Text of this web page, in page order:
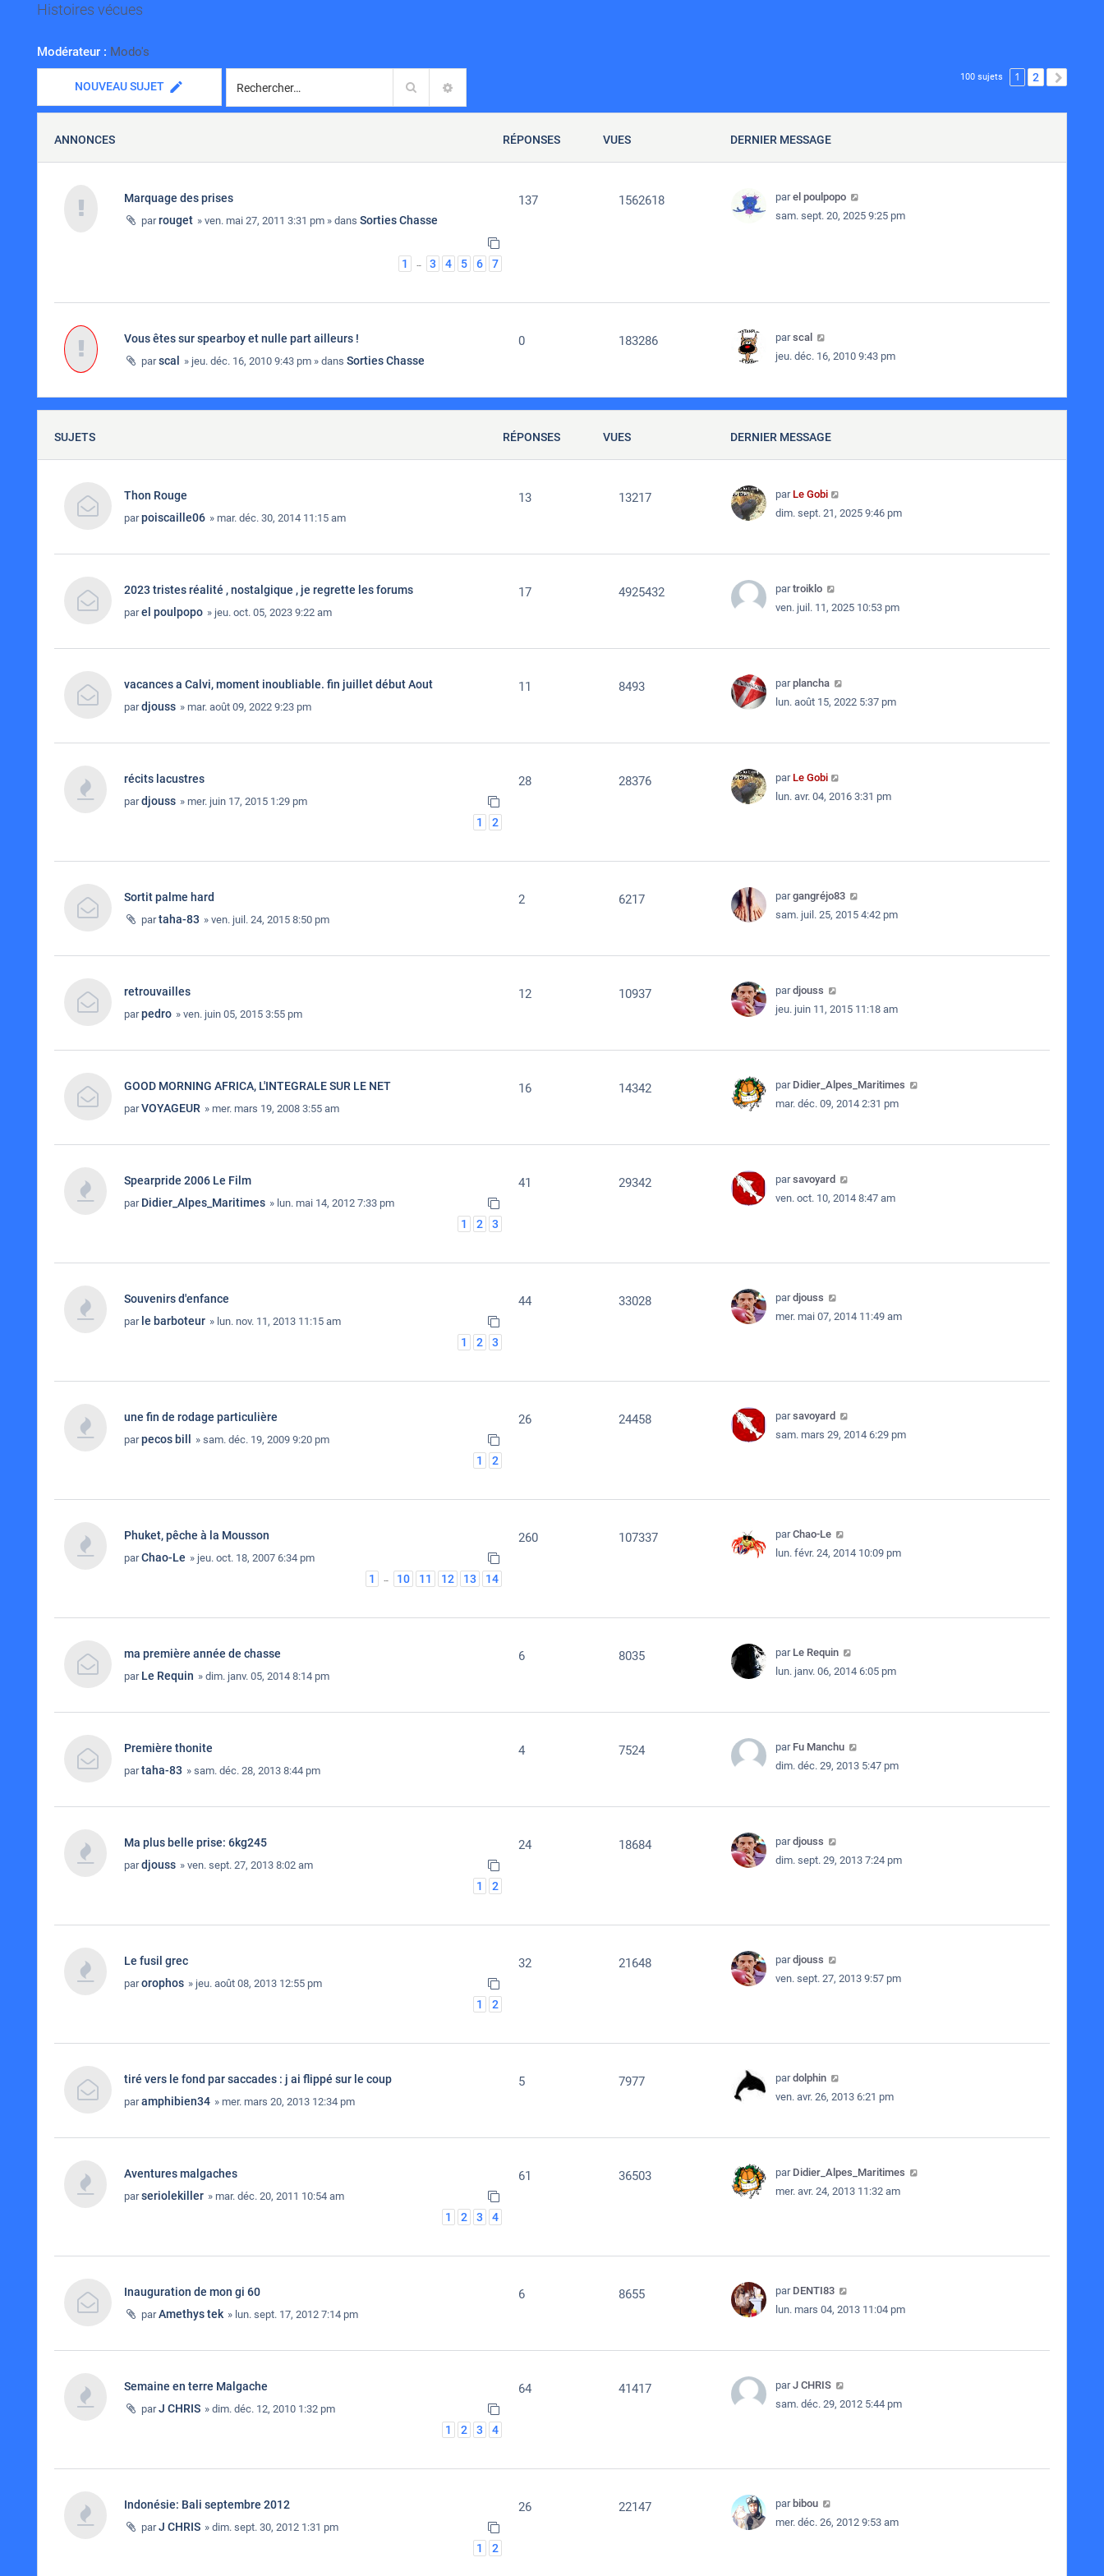
Histoires vécues
Modérateur : Modo's
NOUVEAU SUJET Rechercher
100 sujets 1 2
ANNONCES RÉPONSES VUES DERNIER MESSAGE
Marquage des prises
parrouget » ven. mai 27, 2011 3:31 pm » dans Sorties Chasse
1 … 3 4 5 6 7
137 1562618 parel poulpopo
sam. sept. 20, 2025 9:25 pm
Vous êtes sur spearboy et nulle part ailleurs !
parscal » jeu. déc. 16, 2010 9:43 pm » dans Sorties Chasse
0 183286 parscal
jeu. déc. 16, 2010 9:43 pm
SUJETS RÉPONSES VUES DERNIER MESSAGE
Thon Rouge
parpoiscaille06 » mar. déc. 30, 2014 11:15 am
13 13217 par Le Gobi
dim. sept. 21, 2025 9:46 pm
2023 tristes réalité , nostalgique , je regrette les forums
parel poulpopo » jeu. oct. 05, 2023 9:22 am
17 4925432 partroiklo
ven. juil. 11, 2025 10:53 pm
vacances a Calvi, moment inoubliable. fin juillet début Aout
pardjouss » mar. août 09, 2022 9:23 pm
11 8493 parplancha
lun. août 15, 2022 5:37 pm
récits lacustres
pardjouss » mer. juin 17, 2015 1:29 pm
1 2
28 28376 par Le Gobi
lun. avr. 04, 2016 3:31 pm
Sortit palme hard
partaha-83 » ven. juil. 24, 2015 8:50 pm
2 6217 pargangréjo83
sam. juil. 25, 2015 4:42 pm
retrouvailles
parpedro » ven. juin 05, 2015 3:55 pm
12 10937 pardjouss
jeu. juin 11, 2015 11:18 am
GOOD MORNING AFRICA, L'INTEGRALE SUR LE NET
parVOYAGEUR » mer. mars 19, 2008 3:55 am
16 14342 par Didier_Alpes_Maritimes
mar. déc. 09, 2014 2:31 pm
Spearpride 2006 Le Film
par Didier_Alpes_Maritimes » lun. mai 14, 2012 7:33 pm
1 2 3
41 29342 parsavoyard
ven. oct. 10, 2014 8:47 am
Souvenirs d'enfance
par le barboteur » lun. nov. 11, 2013 11:15 am
1 2 3
44 33028 pardjouss
mer. mai 07, 2014 11:49 am
une fin de rodage particulière
parpecos bill » sam. déc. 19, 2009 9:20 pm
1 2
26 24458 parsavoyard
sam. mars 29, 2014 6:29 pm
Phuket, pêche à la Mousson
parChao-Le » jeu. oct. 18, 2007 6:34 pm
1 … 10 11 12 13 14
260 107337 parChao-Le
lun. févr. 24, 2014 10:09 pm
ma première année de chasse
par Le Requin » dim. janv. 05, 2014 8:14 pm
6 8035 par Le Requin
lun. janv. 06, 2014 6:05 pm
Première thonite
partaha-83 » sam. déc. 28, 2013 8:44 pm
4 7524 par Fu Manchu
dim. déc. 29, 2013 5:47 pm
Ma plus belle prise: 6kg245
pardjouss » ven. sept. 27, 2013 8:02 am
1 2
24 18684 pardjouss
dim. sept. 29, 2013 7:24 pm
Le fusil grec
parorophos » jeu. août 08, 2013 12:55 pm
1 2
32 21648 pardjouss
ven. sept. 27, 2013 9:57 pm
tiré vers le fond par saccades : j ai flippé sur le coup
paramphibien34 » mer. mars 20, 2013 12:34 pm
5 7977 pardolphin
ven. avr. 26, 2013 6:21 pm
Aventures malgaches
parseriolekiller » mar. déc. 20, 2011 10:54 am
1 2 3 4
61 36503 par Didier_Alpes_Maritimes
mer. avr. 24, 2013 11:32 am
Inauguration de mon gi 60
parAmethys tek » lun. sept. 17, 2012 7:14 pm
6 8655 par DENTI83
lun. mars 04, 2013 11:04 pm
Semaine en terre Malgache
parJ CHRIS » dim. déc. 12, 2010 1:32 pm
1 2 3 4
64 41417 parJ CHRIS
sam. déc. 29, 2012 5:44 pm
Indonésie: Bali septembre 2012
parJ CHRIS » dim. sept. 30, 2012 1:31 pm
1 2
26 22147 par bibou
mer. déc. 26, 2012 9:53 am